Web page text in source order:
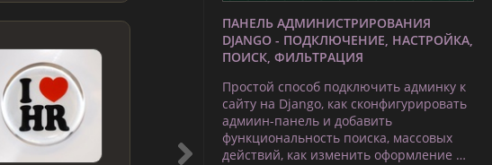
ПАНЕЛЬ АДМИНИСТРИРОВАНИЯ
DJANGO - ПОДКЛЮЧЕНИЕ, НАСТРОЙКА,
ПОИСК, ФИЛЬТРАЦИЯ
Простой способ подключить админку к
сайту на Django, как сконфигурировать
адмиин-панель и добавить
функциональность поиска, массовых
действий, как изменить оформление …